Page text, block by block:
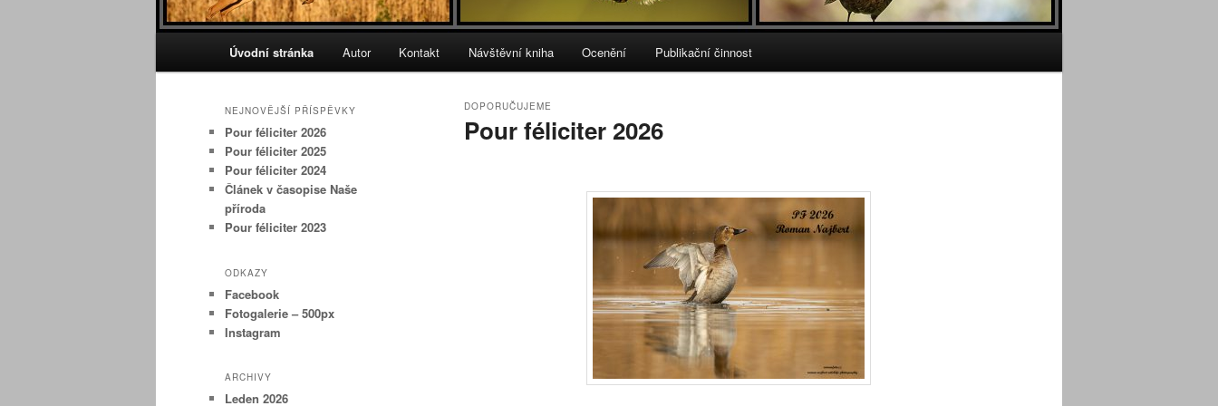
Úvodní stránka Autor Kontakt Návštěvní kniha Ocenění Publikační činnost
Pour féliciter 2026
DOPORUČUJEME
NEJNOVĚJŠÍ PŘÍSPĚVKY
Pour féliciter 2026
Pour féliciter 2025
Pour féliciter 2024
Článek v časopise Naše
příroda
Pour féliciter 2023
ODKAZY
Facebook
Fotogalerie – 500px
Instagram
ARCHIVY
Leden 2026